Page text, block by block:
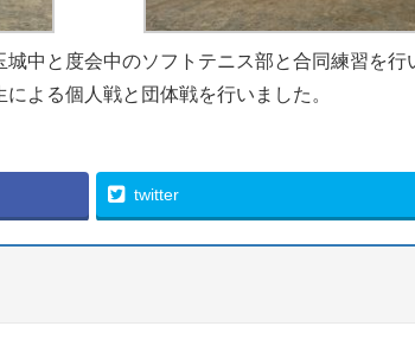
中と度会中のソフトテニス部と合同練習を行
よる個人戦と団体戦を行いました。
twitter